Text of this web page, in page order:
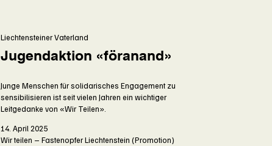
Jugendaktion «föranand»
Liechtensteiner Vaterland
Junge Menschen für solidarisches Engagement zu
sensibilisieren ist seit vielen Jahren ein wichtiger
Leitgedanke von «Wir Teilen».
14. April 2025
Wir teilen – Fastenopfer Liechtenstein (Promotion)